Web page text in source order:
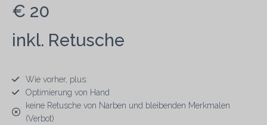
€ 20
inkl. Retusche
Wie vorher, plus:
Optimierung von Hand
keine Retusche von Narben und bleibenden Merkmalen
(Verbot)